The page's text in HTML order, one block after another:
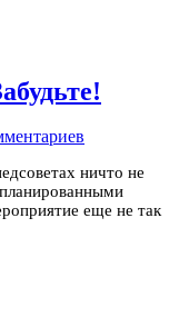
ничто не
еще не так